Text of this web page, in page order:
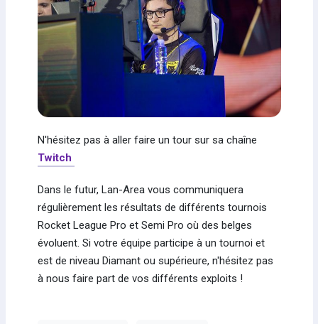
N'hésitez pas à aller faire un tour sur sa chaîne
Twitch
Dans le futur, Lan-Area vous communiquera
régulièrement les résultats de différents tournois
Rocket League Pro et Semi Pro où des belges
évoluent. Si votre équipe participe à un tournoi et
est de niveau Diamant ou supérieure, n'hésitez pas
à nous faire part de vos différents exploits !